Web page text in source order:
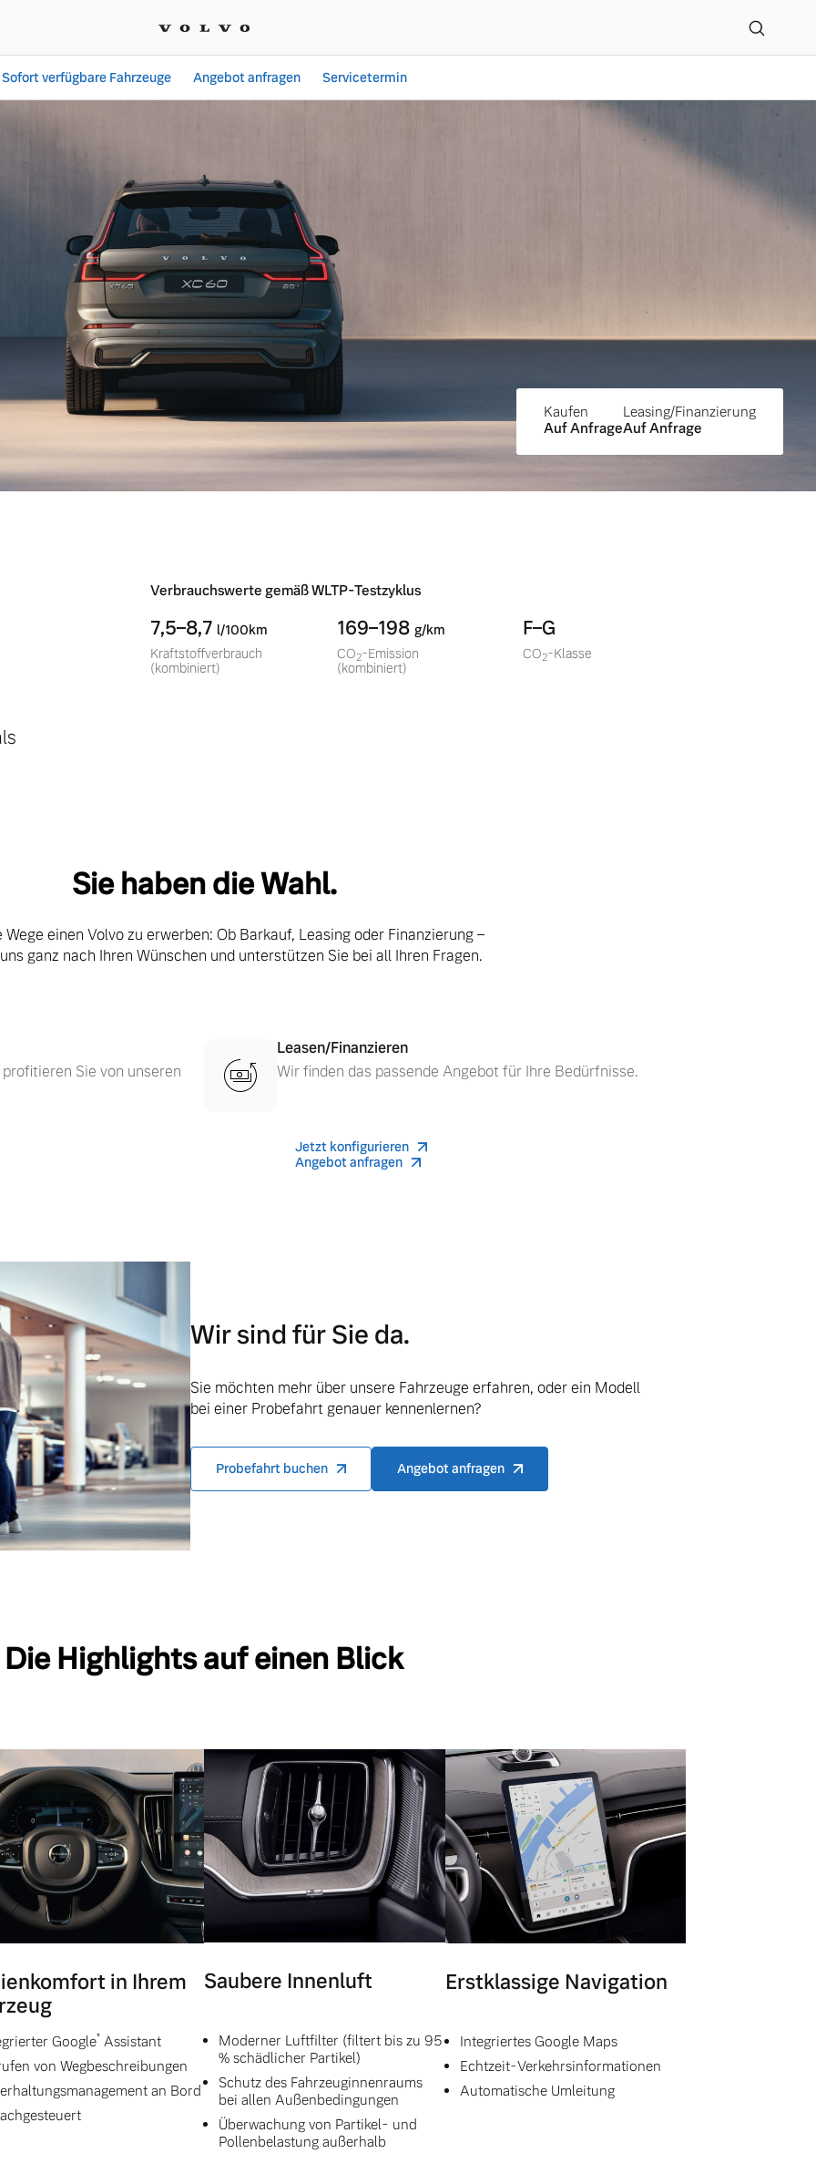
bei Volker Möhler GmbH in Bremen-
Sofort verfügbare Fahrzeuge Angebot anfragen Servicetermin
Kaufen
Auf Anfrage
Leasing/Finanzierung
Auf Anfrage
Verbrauchswerte gemäß WLTP-Testzyklus
7,5–8,7 l/100km
Kraftstoffverbrauch
(kombiniert)
169–198 g/km
CO2-Emission
(kombiniert)
F–G
CO2-Klasse
Sie haben die Wahl.
Wege einen Volvo zu erwerben: Ob Barkauf, Leasing oder Finanzierung –
ganz nach Ihren Wünschen und unterstützen Sie bei all Ihren Fragen.
Sie von unseren
Leasen/Finanzieren
Wir finden das passende Angebot für Ihre Bedürfnisse.
Jetzt konfigurieren
Angebot anfragen
Wir sind für Sie da.
Sie möchten mehr über unsere Fahrzeuge erfahren, oder ein Modell
bei einer Probefahrt genauer kennenlernen?
Probefahrt buchen Angebot anfragen
Die Highlights auf einen Blick
in Ihrem
Google* Assistant
von Wegbeschreibungen
an Bord
Saubere Innenluft
Moderner Luftfilter (filtert bis zu 95
% schädlicher Partikel)
Schutz des Fahrzeuginnenraums
bei allen Außenbedingungen
Überwachung von Partikel- und
Pollenbelastung außerhalb
Erstklassige Navigation
Integriertes Google Maps
Echtzeit-Verkehrsinformationen
Automatische Umleitung